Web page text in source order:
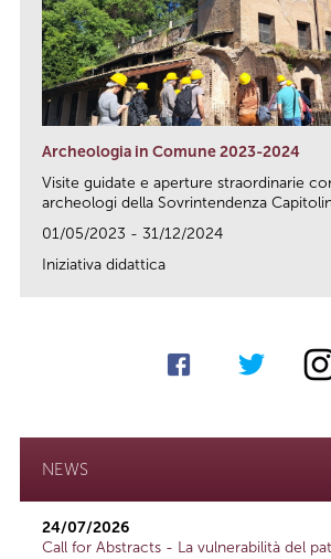
Archeologia in Comune 2023-2024
Visite guidate e aperture straordinarie
archeologi della Sovrintendenza
01/05/2023 - 31/12/2024
Iniziativa didattica
NEWS
24/07/2026
Call for Abstracts - La vulnerabilità del